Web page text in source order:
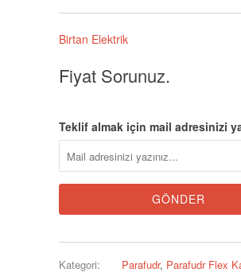
Birtan Elektrik
Fiyat Sorunuz.
Teklif almak için mail adresinizi
Kategori: Parafudr, Parafudr Flex